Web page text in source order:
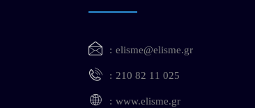
elisme@elisme.gr
210 82 11 025
www.elisme.gr